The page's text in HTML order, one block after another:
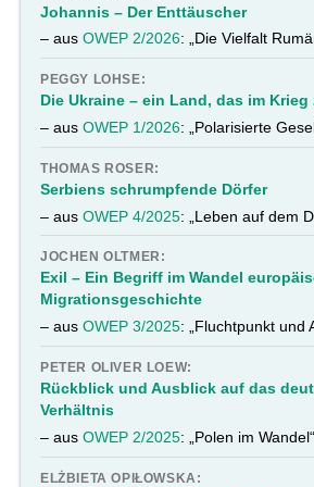
Johannis – Der Enttäuscher
– ausOWEP 2/2026: „Die Vielfalt
PEGGY LOHSE:
Die Ukraine – ein Land, das im
– ausOWEP 1/2026: „Polarisierte
THOMAS ROSER:
Serbiens schrumpfende Dörfer
– ausOWEP 4/2025: „Leben auf dem
JOCHEN OLTMER:
Exil – Ein Begriff im Wandel
Migrationsgeschichte
– ausOWEP 3/2025: „Fluchtpunkt und
PETER OLIVER LOEW:
Rückblick und Ausblick auf das
Verhältnis
– ausOWEP 2/2025: „Polen im Wandel“
ELŻBIETA OPIŁOWSKA: